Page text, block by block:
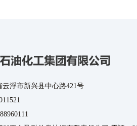
云浮市新兴县中心路421号